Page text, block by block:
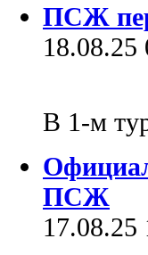
ПСЖ
18.08.25
В 1-м
ПСЖ
17.08.25